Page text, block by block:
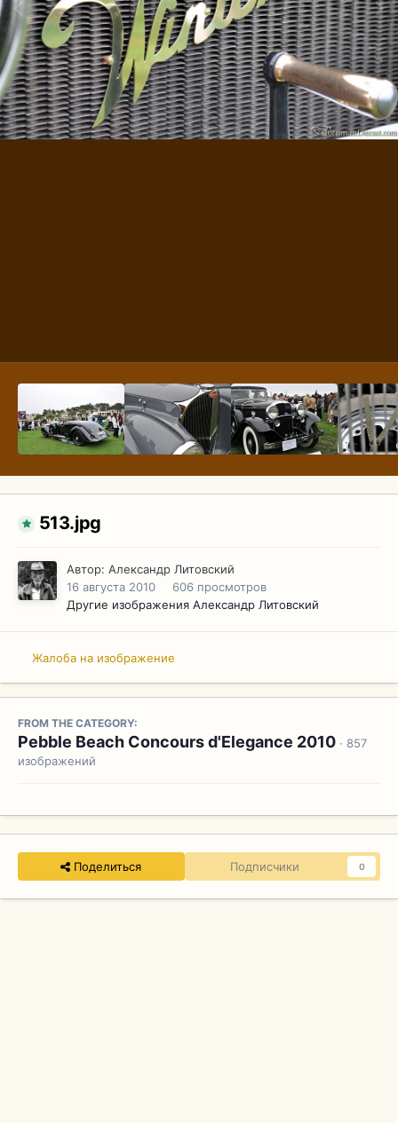
513.jpg
Автор: Александр Литовский
16 августа 2010
606 просмотров
Другие изображения Александр Литовский
Жалоба на изображение
FROM THE CATEGORY:
Pebble Beach Concours d'Elegance 2010 · 857
изображений
Поделиться Подписчики 0